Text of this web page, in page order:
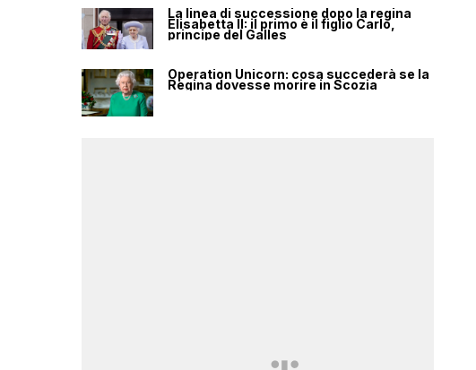
La linea di successione dopo la regina
Elisabetta II: il primo è il figlio Carlo,
principe del Galles
Operation Unicorn: cosa succederà se la
Regina dovesse morire in Scozia